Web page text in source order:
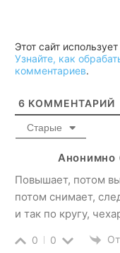
Этот сайт
Узнайте, как
комментариев.
6 КОММЕНТАРИЙ
Старые
Анонимно
Повышает, потом
потом снимает,
и так по кругу,
0 0